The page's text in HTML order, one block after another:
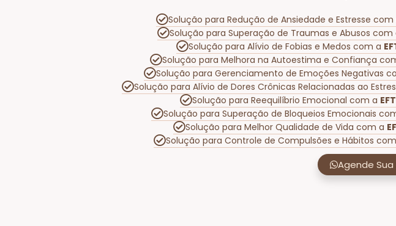
Solução para Redução de Ansiedade e Estresse com
Solução para Superação de Traumas e Abusos com
Solução para Alívio de Fobias e Medos com a
Solução para Melhora na Autoestima e Confiança
Solução para Gerenciamento de Emoções Negativas
Solução para Alívio de Dores Crônicas Relacionadas ao
Solução para Reequilíbrio Emocional com a
Solução para Superação de Bloqueios Emocionais
Solução para Melhor Qualidade de Vida com a
Solução para Controle de Compulsões e Hábitos
Agende Sua